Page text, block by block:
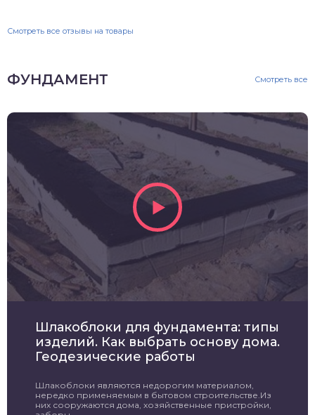
Смотреть все отзывы на товары
ФУНДАМЕНТ Смотреть все
Шлакоблоки для фундамента: типы
изделий. Как выбрать основу дома.
Геодезические работы
Шлакоблоки являются недорогим материалом,
нередко применяемым в бытовом строительстве.Из
них сооружаются дома, хозяйственные пристройки,